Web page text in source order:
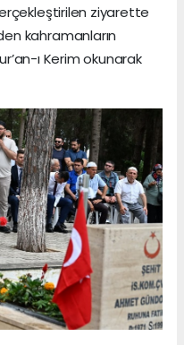
ziyarette
kahramanların
ı Kerim okunarak